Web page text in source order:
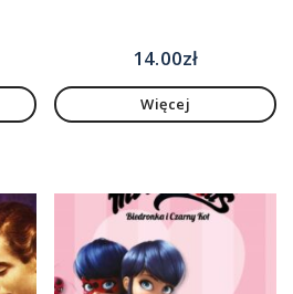
14.00zł
Więcej